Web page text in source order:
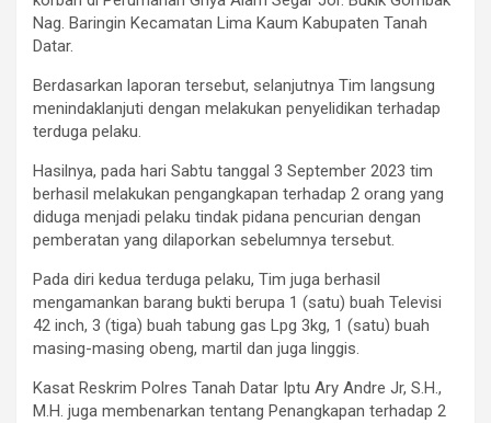
Nag. Baringin Kecamatan Lima Kaum Kabupaten Tanah
Datar.
Berdasarkan laporan tersebut, selanjutnya Tim langsung
menindaklanjuti dengan melakukan penyelidikan terhadap
terduga pelaku.
Hasilnya, pada hari Sabtu tanggal 3 September 2023 tim
berhasil melakukan pengangkapan terhadap 2 orang yang
diduga menjadi pelaku tindak pidana pencurian dengan
pemberatan yang dilaporkan sebelumnya tersebut.
Pada diri kedua terduga pelaku, Tim juga berhasil
mengamankan barang bukti berupa 1 (satu) buah Televisi
42 inch, 3 (tiga) buah tabung gas Lpg 3kg, 1 (satu) buah
masing-masing obeng, martil dan juga linggis.
Kasat Reskrim Polres Tanah Datar Iptu Ary Andre Jr, S.H.,
M.H. juga membenarkan tentang Penangkapan terhadap 2